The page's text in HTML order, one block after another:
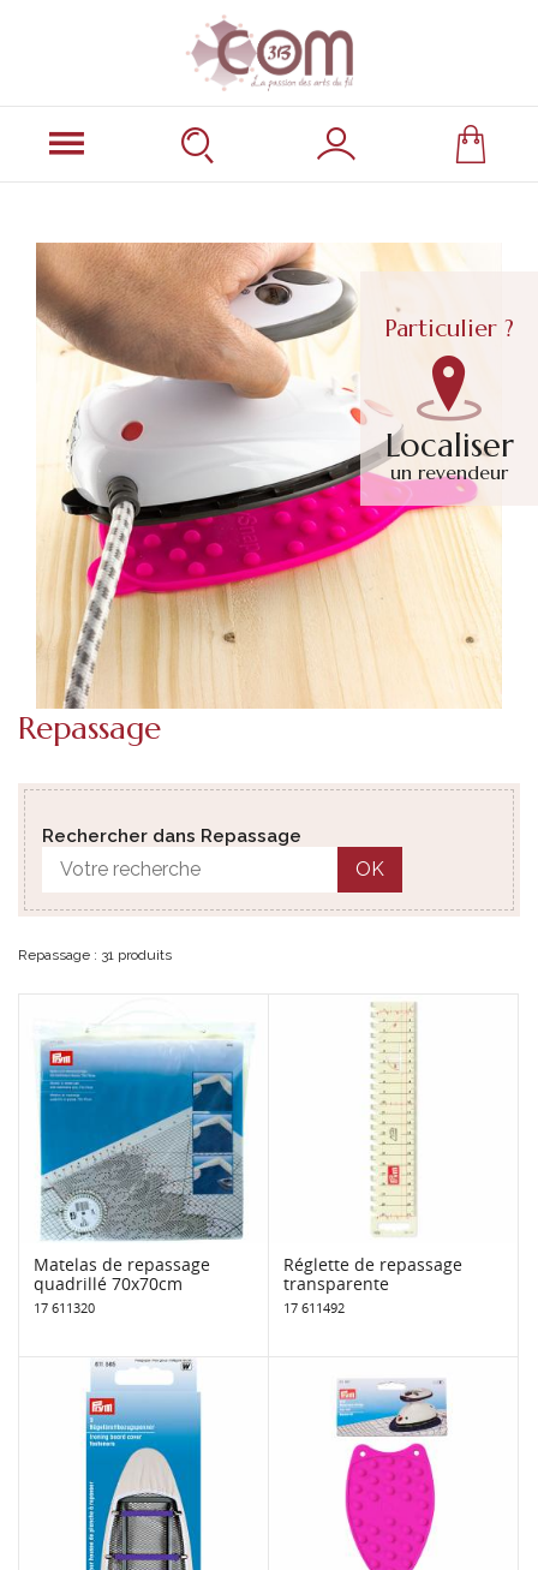
Particulier ?
Localiser
un revendeur
Repassage
Rechercher dans Repassage
OK
Repassage : 31 produits
Matelas de repassage
quadrillé 70x70cm
17 611320
Réglette de repassage
transparente
17 611492